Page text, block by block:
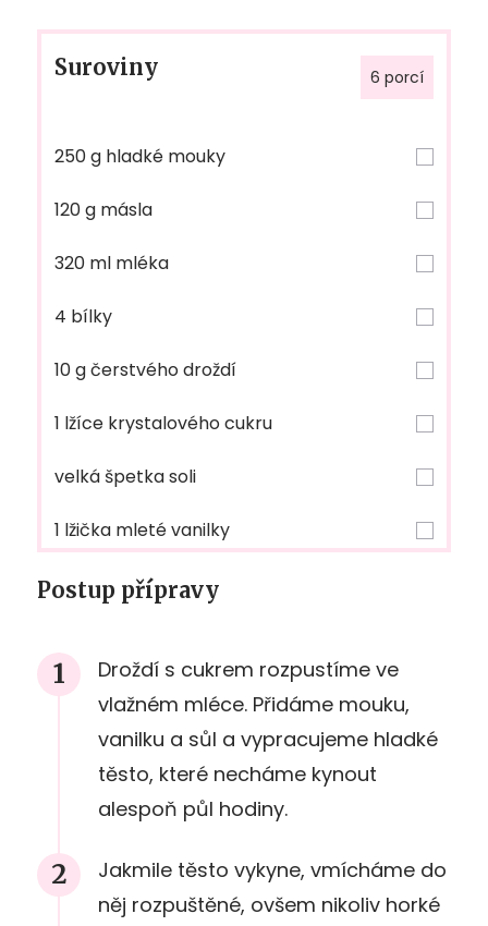
Suroviny 6 porcí
250 g hladké mouky
120 g másla
320 ml mléka
4 bílky
10 g čerstvého droždí
1 lžíce krystalového cukru
velká špetka soli
1 lžička mleté vanilky
Postup přípravy
Droždí s cukrem rozpustíme ve
vlažném mléce. Přidáme mouku,
vanilku a sůl a vypracujeme hladké
těsto, které necháme kynout
alespoň půl hodiny.
Jakmile těsto vykyne, vmícháme do
něj rozpuštěné, ovšem nikoliv horké